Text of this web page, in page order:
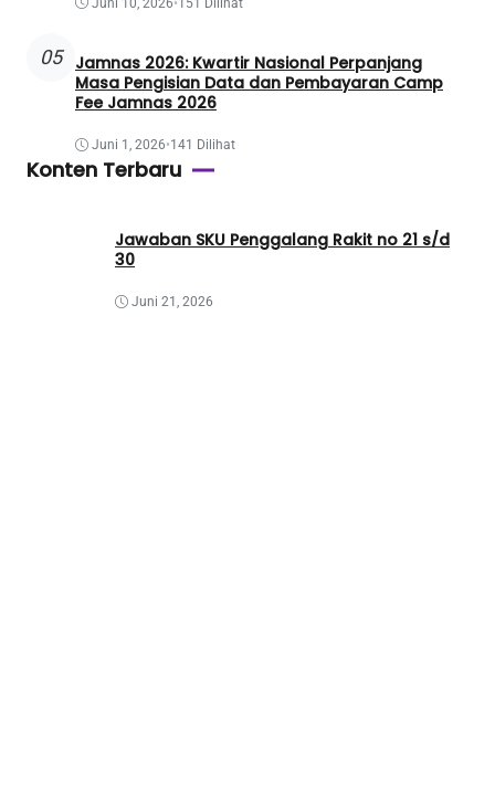
Juni 10, 2026•151 Dilihat
05
Jamnas 2026: Kwartir Nasional Perpanjang
Masa Pengisian Data dan Pembayaran Camp
Fee Jamnas 2026
Juni 1, 2026•141 Dilihat
Konten Terbaru
Jawaban SKU Penggalang Rakit no 21 s/d
30
Juni 21, 2026